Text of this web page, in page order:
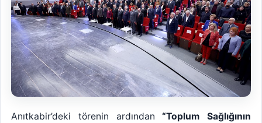
Anıtkabir’deki törenin ardından“Toplum Sağlığının